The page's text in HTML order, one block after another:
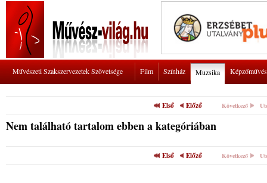
Művészeti Szakszervezetek Szövetsége Film Színház Muzsika
Első Előző Következő
Nem található tartalom ebben a kategóriában
Első Előző Következő